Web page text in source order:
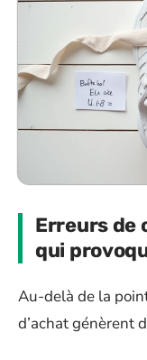
Erreurs de
qui
Au-delà de la
d’achat génèrent